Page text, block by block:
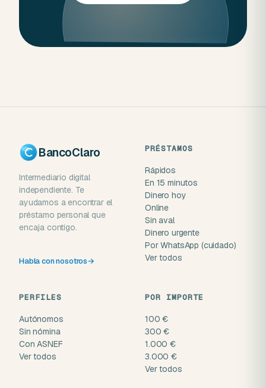
BancoClaro
Intermediario digital
independiente. Te
ayudamos a encontrar el
préstamo personal que
encaja contigo.
Habla con nosotros→
PRÉSTAMOS
Rápidos
En 15 minutos
Dinero hoy
Online
Sin aval
Dinero urgente
Por WhatsApp (cuidado)
Ver todos
PERFILES
Autónomos
Sin nómina
Con ASNEF
Ver todos
POR IMPORTE
100 €
300 €
1.000 €
3.000 €
Ver todos